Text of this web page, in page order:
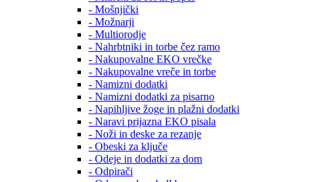
- Mošnjički
- Možnarji
- Multiorodje
- Nahrbtniki in torbe čez ramo
- Nakupovalne EKO vrečke
- Nakupovalne vreče in torbe
- Namizni dodatki
- Namizni dodatki za pisarno
- Napihljive žoge in plažni dodatki
- Naravi prijazna EKO pisala
- Noži in deske za rezanje
- Obeski za ključe
- Odeje in dodatki za dom
- Odpirači